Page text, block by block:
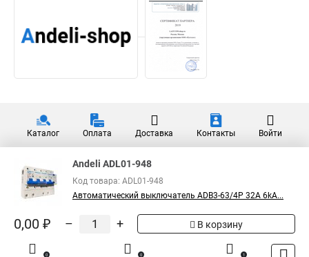
Каталог Оплата Доставка Контакты Войти
Andeli ADL01-948
Код товара: ADL01-948
Автоматический выключатель ADB3-63/4P 32A 6kA...
0,00 ₽ – + В корзину
0 0 1